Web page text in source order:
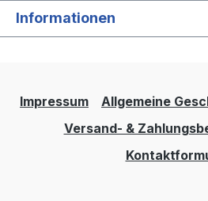
Informationen
Impressum
Allgemeine
Versand- &